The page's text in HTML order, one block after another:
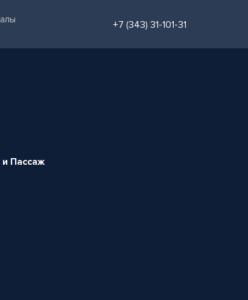
+7 (343) 31-101-31
и Пассаж